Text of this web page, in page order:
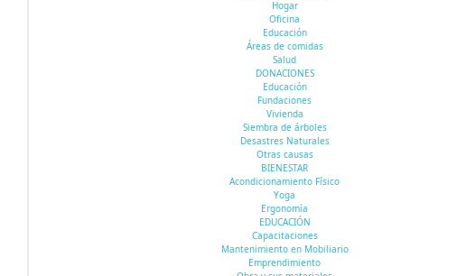
Hogar
Oficina
Educación
Áreas de comidas
Salud
DONACIONES
Educación
Fundaciones
Vivienda
Siembra de árboles
Desastres Naturales
Otras causas
BIENESTAR
Acondicionamiento Físico
Yoga
Ergonomía
EDUCACIÓN
Capacitaciones
Mantenimiento en Mobiliario
Emprendimiento